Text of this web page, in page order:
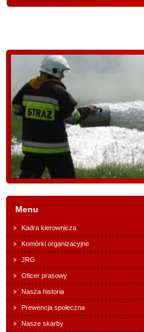
Menu
Kadra kierownicza
Komórki organizacyjne
JRG
Oficer prasowy
Nasza historia
Prewencja społeczna
Nasze skarby